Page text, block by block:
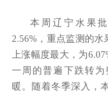
本周辽宁水果
2.56%，重点监测的
上涨幅度最大，为
一周的普遍下跌转
暖。随着冬季深入，